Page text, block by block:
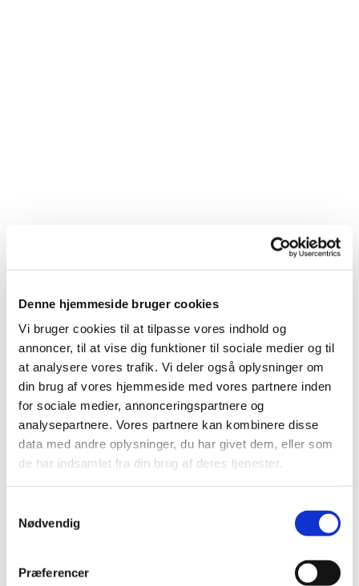
Denne hjemmeside bruger cookies
Vi bruger cookies til at tilpasse vores indhold og
annoncer, til at vise dig funktioner til sociale medier og til
at analysere vores trafik. Vi deler også oplysninger om
din brug af vores hjemmeside med vores partnere inden
for sociale medier, annonceringspartnere og
analysepartnere. Vores partnere kan kombinere disse
data med andre oplysninger, du har givet dem, eller som
de har indsamlet fra din brug af deres tjenester.
Nødvendig
Præferencer
Du vil måske også kunne lide...